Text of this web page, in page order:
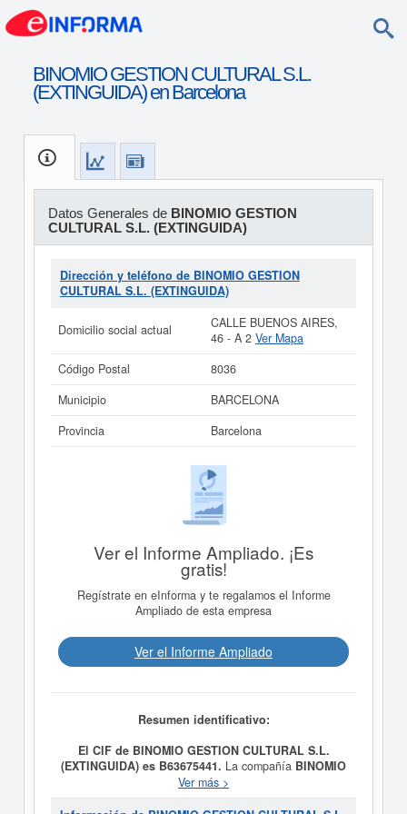
BINOMIO GESTION CULTURAL S.L.
(EXTINGUIDA) en Barcelona
Datos Generales de BINOMIO GESTION
CULTURAL S.L. (EXTINGUIDA)
Dirección y teléfono de BINOMIO GESTION
CULTURAL S.L. (EXTINGUIDA)
Domicilio social actual
CALLE BUENOS AIRES,
46 - A 2 Ver Mapa
Código Postal
8036
Municipio
BARCELONA
Provincia
Barcelona
Ver el Informe Ampliado. ¡Es
gratis!
Regístrate en eInforma y te regalamos el Informe
Ampliado de esta empresa
Ver el Informe Ampliado
Resumen identificativo:
El CIF de BINOMIO GESTION CULTURAL S.L.
(EXTINGUIDA) es B63675441. La compañía BINOMIO
GESTION CULTURAL S.L. (EXTINGUIDA)
el día 23/11/2004 teniendo como meta social
Ver más >